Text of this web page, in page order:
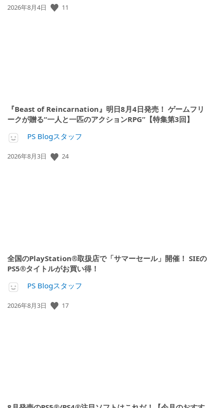
公
2026年8月4日 11
『Beast of Reincarnation』明日8月4日発売！ ゲームフリ
ークが贈る“一人と一匹のアクションRPG”【特集第3回】
PS Blogスタッフ
公
2026年8月3日 24
全国のPlayStation®取扱店で「サマーセール」開催！ SIEの
PS5®タイトルがお買い得！
PS Blogスタッフ
公
2026年8月3日 17